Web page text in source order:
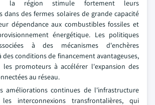
la région stimule fortement leurs
dans des fermes solaires de grande capacité
dépendance aux combustibles fossiles et
énergétique. Les politiques
à des mécanismes d'enchères
conditions de financement avantageuses,
les promoteurs à accélérer l'expansion des
au réseau.
améliorations continues de l'infrastructure
interconnexions transfrontalières, qui